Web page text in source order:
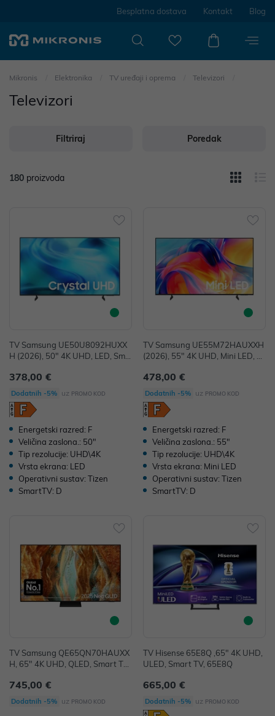
Besplatna dostava Kontakt Blog
Mikronis Elektronika TV uređaji i oprema Televizori
Televizori
Filtriraj Poredak
180 proizvoda
TV Samsung UE50U8092HUXX
H (2026), 50" 4K UHD, LED, Sma
378,00 €
Dodatnih -5% uz PROMO KOD
Energetski razred: F
Veličina zaslona.: 50"
Tip rezolucije: UHD\4K
Vrsta ekrana: LED
Operativni sustav: Tizen
SmartTV: D
TV Samsung UE55M72HAUXXH
(2026), 55" 4K UHD, Mini LED, S
478,00 €
Dodatnih -5% uz PROMO KOD
Energetski razred: F
Veličina zaslona.: 55"
Tip rezolucije: UHD\4K
Vrsta ekrana: Mini LED
Operativni sustav: Tizen
SmartTV: D
TV Samsung QE65QN70HAUXX
H, 65" 4K UHD, QLED, Smart TV,
745,00 €
Dodatnih -5% uz PROMO KOD
TV Hisense 65E8Q ,65" 4K UHD,
ULED, Smart TV, 65E8Q
665,00 €
Dodatnih -5% uz PROMO KOD